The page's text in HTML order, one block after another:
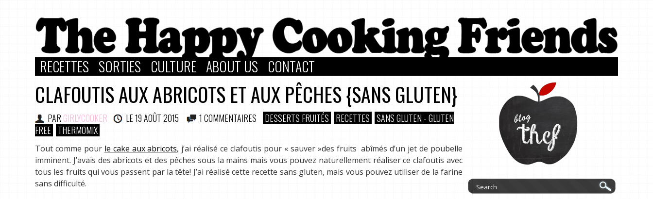
RECETTES SORTIES CULTURE ABOUT US CONTACT
CLAFOUTIS AUX ABRICOTS ET AUX PÊCHES {SANS GLUTEN}
PAR GIRLYCOOKER LE19 AOÛT 2015 1 COMMENTAIRES DESSERTS FRUITÉS RECETTES SANS GLUTEN - GLUTEN
FREE
THERMOMIX
Tout comme pour le cake aux abricots, j’ai réalisé ce clafoutis pour « sauver »des fruits abîmés d’un jet de poubelle
imminent. J’avais des abricots et des pêches sous la mains mais vous pouvez naturellement réaliser ce clafoutis avec
tous les fruits qui vous passent par la tête! J’ai réalisé cette recette sans gluten, mais vous pouvez utiliser de la farine
sans difficulté.